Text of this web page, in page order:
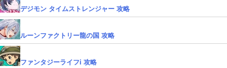
デジモン タイムストレンジャー 攻略
ルーンファクトリー龍の国 攻略
ファンタジーライフi 攻略